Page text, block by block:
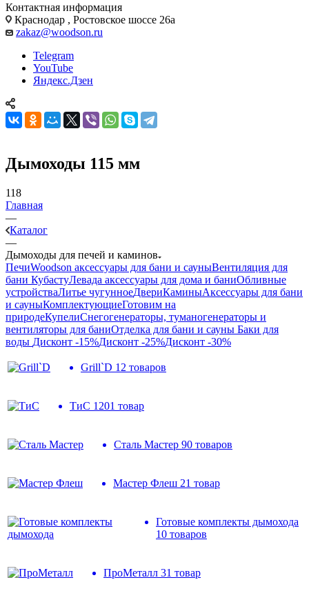
Контактная информация
Краснодар , Ростовское шоссе 26а
zakaz@woodson.ru
Telegram
YouTube
Яндекс.Дзен
Дымоходы 115 мм
118
Главная
—
Каталог
—
Дымоходы для печей и каминов
ПечиWoodson аксессуары для бани и сауныВентиляция для
бани КубастуЛевада аксессуары для дома и баниОбливные
устройстваЛитье чугунноеДвериКаминыАксессуары для бани
и сауныКомплектующиеГотовим на
природеКупелиСнегогенераторы, туманогенераторы и
вентиляторы для баниОтделка для бани и сауны Баки для
воды Дисконт -15%Дисконт -25%Дисконт -30%
Grill`D 12 товаров
ТиС 1201 товар
Сталь Мастер 90 товаров
Мастер Флеш 21 товар
Готовые комплекты дымохода
10 товаров
ПроМеталл 31 товар